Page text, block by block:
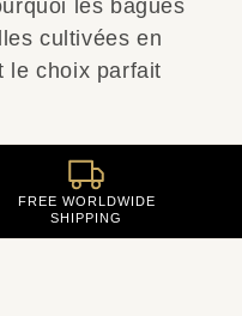
les bagues
cultivées en
le choix parfait
FREE WORLDWIDE
SHIPPING